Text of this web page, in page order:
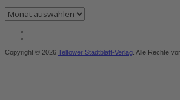
Archiv
Copyright © 2026 Teltower Stadtblatt-Verlag . Alle Rechte